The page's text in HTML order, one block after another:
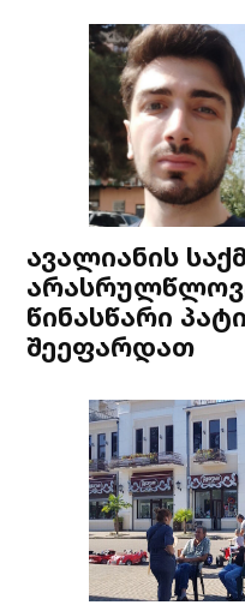
ავალიანის
წინასწარი
შეეფარდათ